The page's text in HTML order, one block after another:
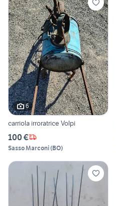
6
carriola irroratrice Volpi
100 €
Sasso Marconi(BO)